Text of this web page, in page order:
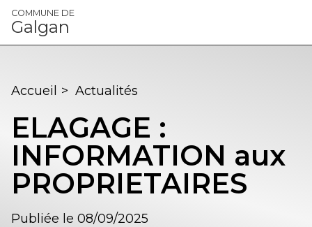
Panneau de gestion des cookies
COMMUNE DE
Galgan
Accueil > Actualités
ELAGAGE :
INFORMATION aux
PROPRIETAIRES
Publiée le 08/09/2025